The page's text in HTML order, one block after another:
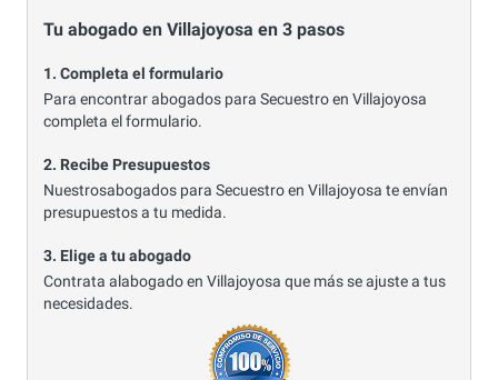
Tu abogado en Villajoyosa en 3 pasos
1. Completa el formulario
Para encontrar abogados para Secuestro en Villajoyosa
completa el formulario.
2. Recibe Presupuestos
Nuestrosabogados para Secuestro en Villajoyosa te envían
presupuestos a tu medida.
3. Elige a tu abogado
Contrata alabogado en Villajoyosa que más se ajuste a tus
necesidades.